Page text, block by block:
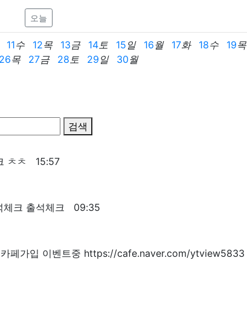
오늘
11수 12목 13금 14토 15 일 16월 17화 18수 19목
26목 27금 28토 29 일 30월
검색
ㅊㅊ 15:57
체크 출석체크 09:35
카페가입 이벤트중 https://cafe.naver.com/ytview5833